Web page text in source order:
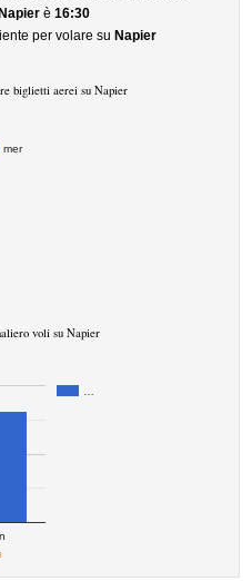
Napier è16:30
per volare su Napier
biglietti aerei su Napier
mer
voli su Napier